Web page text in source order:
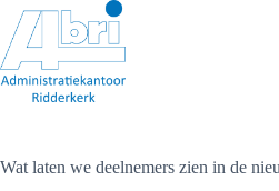
naar
de
inhoud
Wat laten we deelnemers zien in de